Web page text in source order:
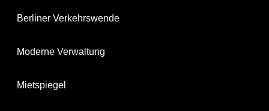
Berliner Verkehrswende
Moderne Verwaltung
Mietspiegel